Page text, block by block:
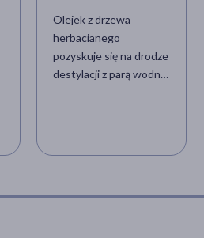
Olejek z drzewa
herbacianego
pozyskuje się na drodze
destylacji z parą wodną
zamieszkujących tamte